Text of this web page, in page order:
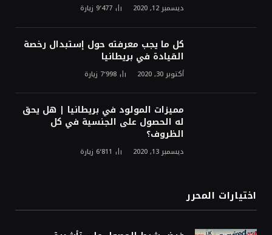
ديسمبر 12, 2020 9٬477 زيارة
كل ما يجب معرفته حول إستبدال رخصة
القيادة في بريطانيا
أكتوبر 30, 2020 7٬998 زيارة
مميزات المولود في بريطانيا | هل يحق
له الحصول على الجنسية في كل
الظروف؟
ديسمبر 13, 2020 6٬811 زيارة
اختيارات المحرر